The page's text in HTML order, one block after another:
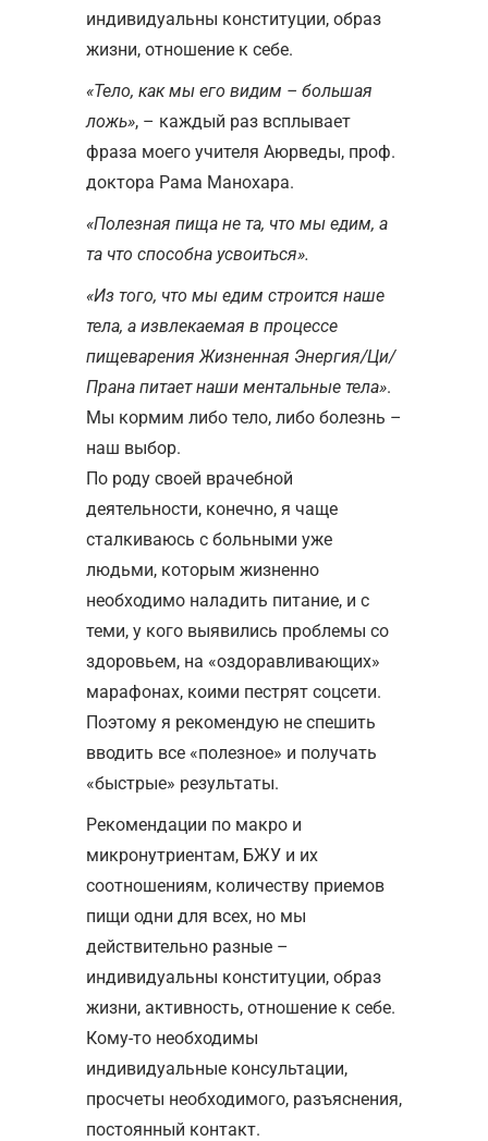
индивидуальны конституции, образ
жизни, отношение к себе.
«Тело, как мы его видим – большая
ложь», – каждый раз всплывает
фраза моего учителя Аюрведы, проф.
доктора Рама Манохара.
«Полезная пища не та, что мы едим, а
та что способна усвоиться».
«Из того, что мы едим строится наше
тела, а извлекаемая в процессе
пищеварения Жизненная Энергия/Ци/
Прана питает наши ментальные тела».
Мы кормим либо тело, либо болезнь –
наш выбор.
По роду своей врачебной
деятельности, конечно, я чаще
сталкиваюсь с больными уже
людьми, которым жизненно
необходимо наладить питание, и с
теми, у кого выявились проблемы со
здоровьем, на «оздоравливающих»
марафонах, коими пестрят соцсети.
Поэтому я рекомендую не спешить
вводить все «полезное» и получать
«быстрые» результаты.
Рекомендации по макро и
микронутриентам, БЖУ и их
соотношениям, количеству приемов
пищи одни для всех, но мы
действительно разные –
индивидуальны конституции, образ
жизни, активность, отношение к себе.
Кому-то необходимы
индивидуальные консультации,
просчеты необходимого, разъяснения,
постоянный контакт.